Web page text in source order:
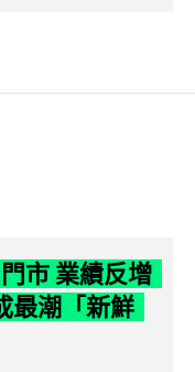
市 業績反增
最潮「新鮮